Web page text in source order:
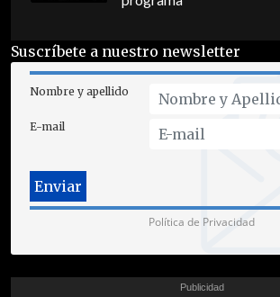
Suscríbete a nuestro newsletter
Nombre y apellido
E-mail
Política de Privacidad